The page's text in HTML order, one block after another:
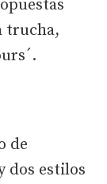
trucha,
de
dos estilos